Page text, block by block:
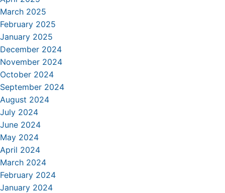
March 2025
February 2025
January 2025
December 2024
November 2024
October 2024
September 2024
August 2024
July 2024
June 2024
May 2024
April 2024
March 2024
February 2024
January 2024